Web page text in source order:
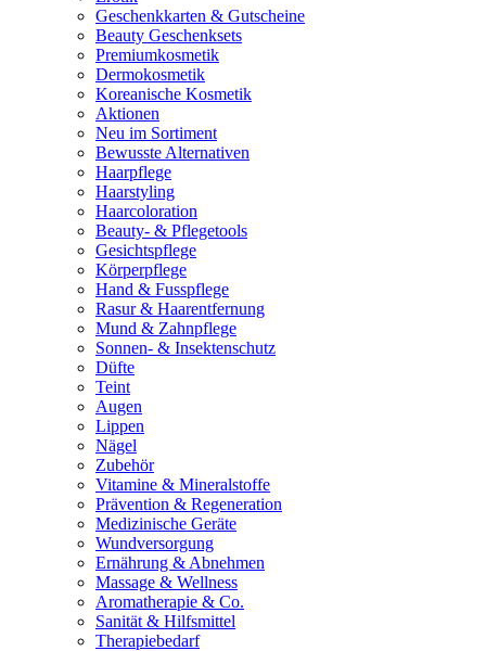
Geschenkkarten & Gutscheine
Beauty Geschenksets
Premiumkosmetik
Dermokosmetik
Koreanische Kosmetik
Aktionen
Neu im Sortiment
Bewusste Alternativen
Haarpflege
Haarstyling
Haarcoloration
Beauty- & Pflegetools
Gesichtspflege
Körperpflege
Hand & Fusspflege
Rasur & Haarentfernung
Mund & Zahnpflege
Sonnen- & Insektenschutz
Düfte
Teint
Augen
Lippen
Nägel
Zubehör
Vitamine & Mineralstoffe
Prävention & Regeneration
Medizinische Geräte
Wundversorgung
Ernährung & Abnehmen
Massage & Wellness
Aromatherapie & Co.
Sanität & Hilfsmittel
Therapiebedarf